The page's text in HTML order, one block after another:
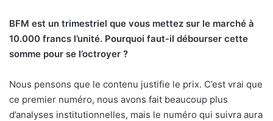
BFM est un trimestriel que vous mettez sur le marché à
10.000 francs l’unité. Pourquoi faut-il débourser cette
somme pour se l’octroyer ?
Nous pensons que le contenu justifie le prix. C’est vrai que
ce premier numéro, nous avons fait beaucoup plus
d’analyses institutionnelles, mais le numéro qui suivra aura